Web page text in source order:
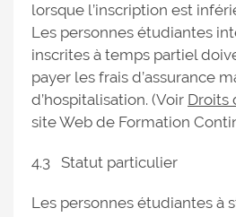
lorsque l’inscription est
Les personnes étudiantes
inscrites à temps partiel
payer les frais d’assurance
d’hospitalisation. (Voir Droits
site Web de Formation
4.3 Statut particulier
Les personnes étudiantes à